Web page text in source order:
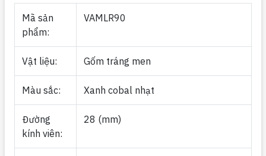
Mã sản
phẩm:
VAMLR90
Vật liệu: Gốm tráng men
Màu sắc: Xanh cobal nhạt
Đường
kính viên:
28 (mm)